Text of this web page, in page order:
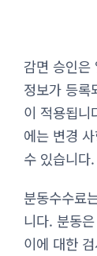
감면 승인은
정보가 등록
이 적용됩니
에는 변경
수 있습니다.
분동수수료
니다. 분동
이에 대한